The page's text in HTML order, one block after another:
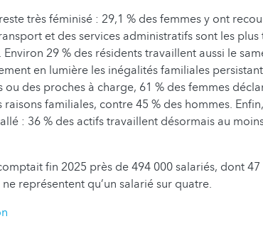
très féminisé : 29,1 % des femmes y ont
et des services administratifs sont les
29 % des résidents travaillent aussi le
en lumière les inégalités familiales
ou des proches à charge, 61 % des femmes
familiales, contre 45 % des hommes.
: 36 % des actifs travaillent désormais au
fin 2025 près de 494 000 salariés, dont
représentent qu’un salarié sur quatre.